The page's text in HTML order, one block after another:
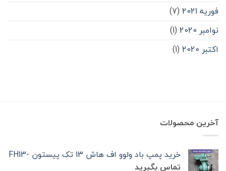
فوریه 2021
(7)
نوامبر 2020
(1)
اکتبر 2020
(1)
آخرین محصولات
خرید پمپ باد ولوو اف هاش 13 تک‌ پیستون -FH13
تماس بگیرید